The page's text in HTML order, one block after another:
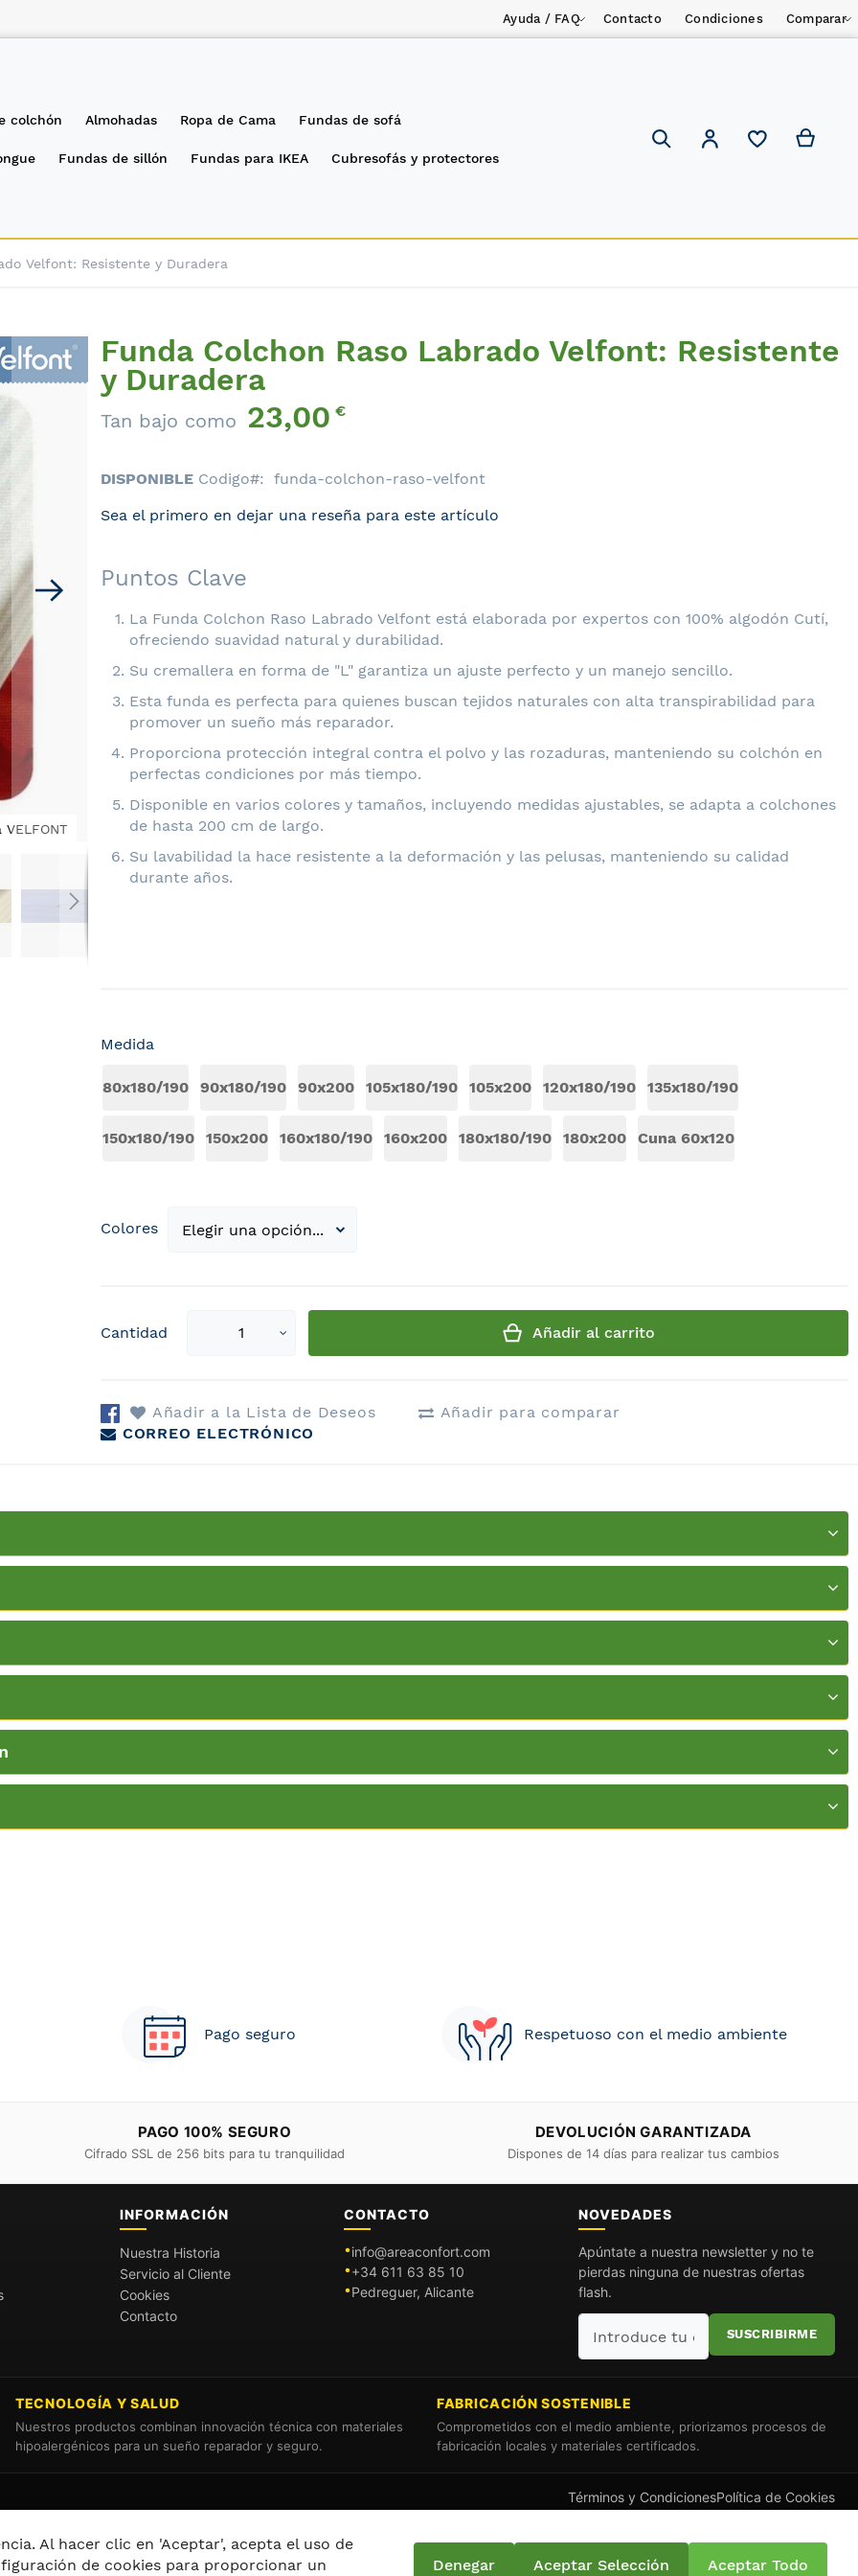
Ayuda / FAQ Contacto Condiciones Comparar
colchón Almohadas Ropa de Cama Fundas de sofá
Fundas de sillón Fundas para IKEA Cubresofás y protectores
Search
Mi cuenta
Velfont: Resistente y Duradera
Funda Colchon Raso Labrado Velfont: Resistente
y Duradera
Tan bajo como 23,00€
DISPONIBLE Codigo
funda-colchon-raso-velfont
Sea el primero en dejar una reseña para este artículo
Puntos Clave
La Funda Colchon Raso Labrado Velfont está elaborada por expertos con 100% algodón Cutí,
ofreciendo suavidad natural y durabilidad.
Su cremallera en forma de "L" garantiza un ajuste perfecto y un manejo sencillo.
Esta funda es perfecta para quienes buscan tejidos naturales con alta transpirabilidad para
promover un sueño más reparador.
Proporciona protección integral contra el polvo y las rozaduras, manteniendo su colchón en
perfectas condiciones por más tiempo.
Disponible en varios colores y tamaños, incluyendo medidas ajustables, se adapta a colchones
de hasta 200 cm de largo.
Su lavabilidad la hace resistente a la deformación y las pelusas, manteniendo su calidad
durante años.
Medida
80x180/190 90x180/190 90x200 105x180/190 105x200 120x180/190 135x180/190
150x180/190 150x200 160x180/190 160x200 180x180/190 180x200 Cuna 60x120
Colores
Cantidad
Select
Añadir al carrito
Añadir a la Lista de Deseos
Añadir para comparar
CORREO ELECTRÓNICO
Funda Colchon Raso Labrado Velfont: Resistente y Duradera VELFONT
Pago seguro Respetuoso con el medio ambiente
PAGO 100% SEGURO
Cifrado SSL de 256 bits para tu tranquilidad
DEVOLUCIÓN GARANTIZADA
Dispones de 14 días para realizar tus cambios
INFORMACIÓN
Nuestra Historia
Servicio al Cliente
Cookies
Contacto
CONTACTO
info@areaconfort.com
+34 611 63 85 10
Pedreguer, Alicante
NOVEDADES
Apúntate a nuestra newsletter y no te
pierdas ninguna de nuestras ofertas
flash.
Introduce
email
SUSCRIBIRME
TECNOLOGÍA Y SALUD
Nuestros productos combinan innovación técnica con materiales
hipoalergénicos para un sueño reparador y seguro.
FABRICACIÓN SOSTENIBLE
Comprometidos con el medio ambiente, priorizamos procesos de
fabricación locales y materiales certificados.
Términos y CondicionesPolítica de Cookies
Al hacer clic en 'Aceptar', acepta el uso de
de cookies para proporcionar un
Denegar Aceptar Selección Aceptar Todo